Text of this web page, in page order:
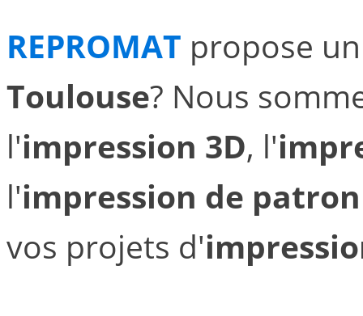
REPROMAT propose
Toulouse? Nous
l'impression 3D, l'
l'impression de
vos projets d'